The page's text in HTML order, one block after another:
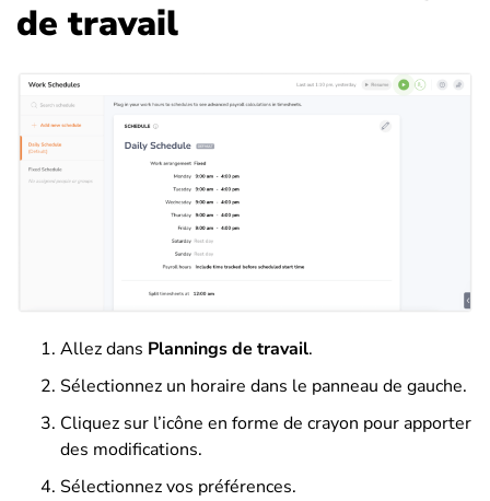
de travail
Allez dans Plannings de travail.
Sélectionnez un horaire dans le panneau de gauche.
Cliquez sur l’icône en forme de crayon pour apporter
des modifications.
Sélectionnez vos préférences.